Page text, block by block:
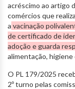
acréscimo ao artigo
comércios que
a vacinação
de certificado de
adoção e guarda
alimentação,
O PL 179/2025
2º turno pelas